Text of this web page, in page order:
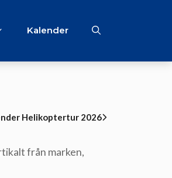
Kalender
Helikoptertur 2026
från marken,